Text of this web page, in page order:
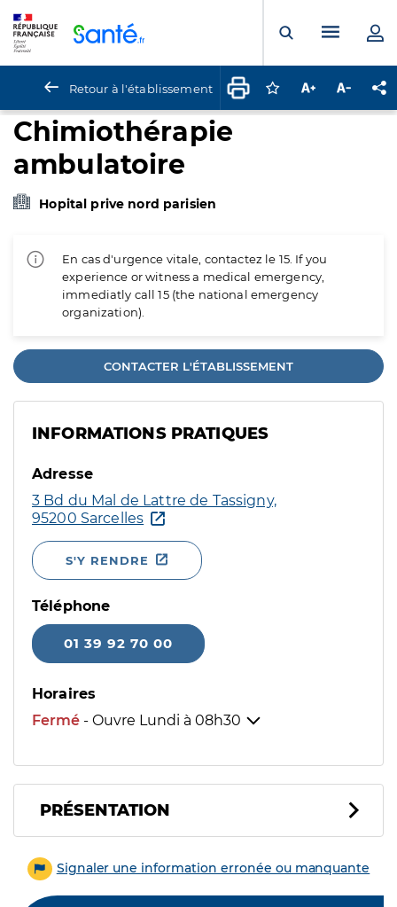
Ouvrir laMenu
Retour à l'établissement Connectez-vous
Augmenter la
Chimiothérapie
ambulatoire
Hopital prive nord parisien
En cas d'urgence vitale, contactez le 15. If you
experience or witness a medical emergency,
immediatly call 15 (the national emergency
organization).
CONTACTER L'ÉTABLISSEMENT
INFORMATIONS PRATIQUES
Adresse
3 Bd du Mal de Lattre de Tassigny,
95200 Sarcelles
S'Y RENDRE
Téléphone
01 39 92 70 00
Horaires
Fermé - Ouvre Lundi à 08h30
PRÉSENTATION
Signaler une information erronée ou manquante